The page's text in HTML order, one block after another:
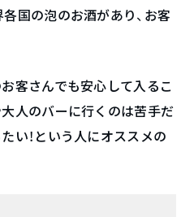
国の泡のお酒があり、お客
客さんでも安心して入るこ
人のバーに行くのは苦手だ
い！という人にオススメの